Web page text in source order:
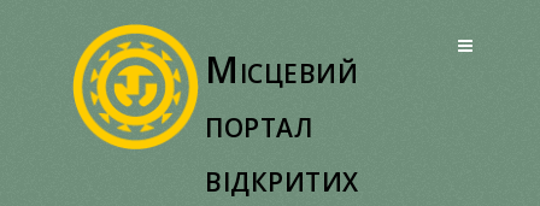
Місцевий
портал
відкритих